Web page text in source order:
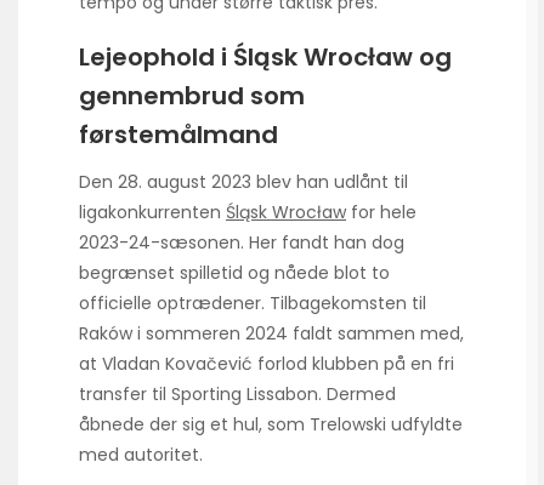
Lejeophold i Śląsk Wrocław og
gennembrud som
førstemålmand
Den 28. august 2023 blev han udlånt til
ligakonkurrenten Śląsk Wrocław for hele
2023-24-sæsonen. Her fandt han dog
begrænset spilletid og nåede blot to
officielle optrædener. Tilbagekomsten til
Raków i sommeren 2024 faldt sammen med,
at Vladan Kovačević forlod klubben på en fri
transfer til Sporting Lissabon. Dermed
åbnede der sig et hul, som Trelowski udfyldte
med autoritet.